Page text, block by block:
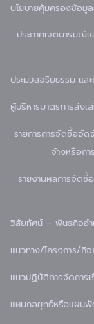
นโยบายคุ้มครองข้อมู
ประกาศเจตนารมณ์
ประมวลจริยธรรม แล
ผู้บริหารมาตรการส่งเ
รายการการจัดซื้อจัด
จ้างหรือก
รายงานผลการจัด
วิสัยทัศน์ – พันธกิจอ
แนวทาง/โครงการ/กิ
แนวปฏิบัติการจัดการ
แผนกลยุทธ์หรือแผน